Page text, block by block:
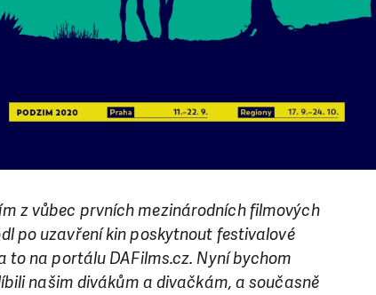
z vůbec prvních mezinárodních filmových
po uzavření kin poskytnout festivalové
to na portálu DAFilms.cz. Nyní bychom
našim divákům a divačkám, a současně